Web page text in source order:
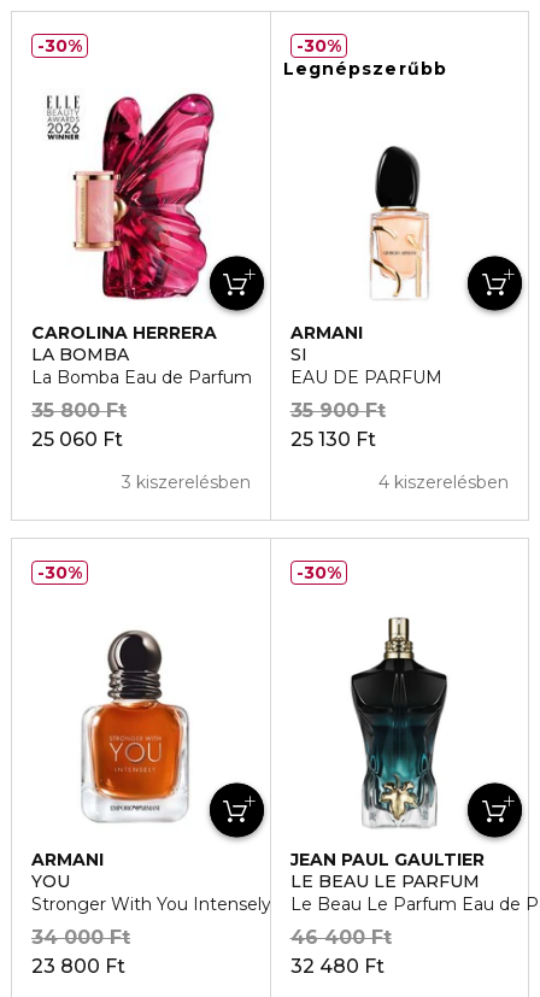
CAROLINA HERRERA
LA BOMBA
La Bomba Eau de Parfum
25 060 Ft
35 800 Ft
3 kiszerelésben
30%
Legnépszerűbb
ARMANI
SI
EAU DE PARFUM
25 130 Ft
35 900 Ft
4 kiszerelésben
30%
ARMANI
YOU
Stronger With You Intensely Eau de Parfum
23 800 Ft
34 000 Ft
30%
JEAN PAUL GAULTIER
LE BEAU LE PARFUM
Le Beau Le Parfum Eau de
32 480 Ft
46 400 Ft
30%